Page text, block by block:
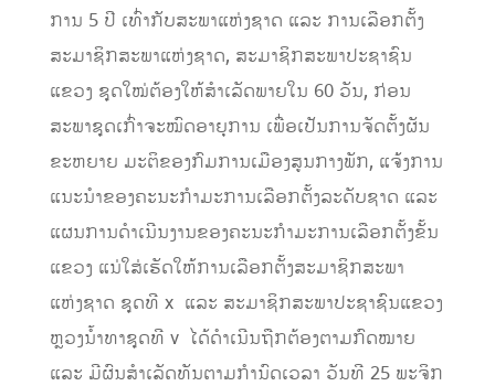
ການ 5 ປີ ເທົ່າກັບສະພາແຫ່ງຊາດ ແລະ ການເລືອກຕັ້ງ
ສະມາຊິກສະພາແຫ່ງຊາດ, ສະມາຊິກສະພາປະຊາຊົນ
ແຂວງ ຊຸດໃໝ່ຕ້ອງໃຫ້ສຳເລັດພາຍໃນ 60 ວັນ, ກ່ອນ
ສະພາຊຸດເກົ່າຈະໝົດອາຍຸການ ເພື່ອເປັນການຈັດຕັ້ງຜັນ
ຂະຫຍາຍ ມະຕິຂອງກົມການເມືອງສູນກາງພັກ, ແຈ້ງການ
ແນະນຳຂອງຄະນະກຳມະການເລືອກຕັ້ງລະດັບຊາດ ແລະ
ແຜນການດຳເນີນງານຂອງຄະນະກຳມະການເລືອກຕັ້ງຂັ້ນ
ແຂວງ ແນ່ໃສ່ເຮັດໃຫ້ການເລືອກຕັ້ງສະມາຊິກສະພາ
ແຫ່ງຊາດ ຊຸດທີ x ແລະ ສະມາຊິກສະພາປະຊາຊົນແຂວງ
ຫຼວງນໍ້າທາຊຸດທີ v ໄດ້ດຳເນີນຖືກຕ້ອງຕາມກົດໝາຍ
ແລະ ມີຜົນສຳເລັດທັນຕາມກຳນົດເວລາ ວັນທີ 25 ພະຈິກ